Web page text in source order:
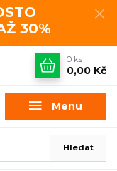
30%
Menu
Hledat
0 ks
0,00 Kč